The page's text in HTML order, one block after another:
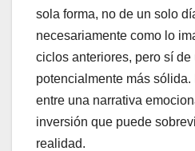
sola forma, no de un solo
necesariamente como lo
ciclos anteriores, pero sí de
potencialmente más
entre una narrativa
inversión que puede
realidad.